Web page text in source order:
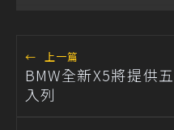
← 上一篇
BMW全新X5將提供
入列